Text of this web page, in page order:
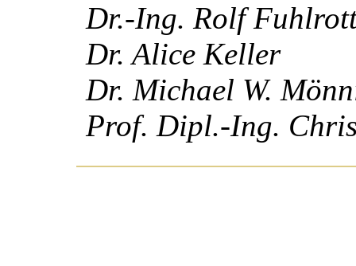
Dr.-Ing. Rolf
Dr. Alice Keller
Dr. Michael W.
Prof. Dipl.-Ing.